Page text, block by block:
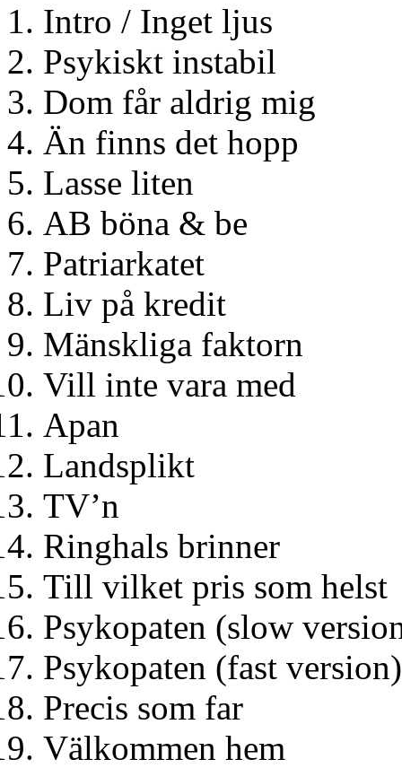
Intro / Inget ljus
Psykiskt instabil
Dom får aldrig mig
Än finns det hopp
Lasse liten
AB böna & be
Patriarkatet
Liv på kredit
Mänskliga faktorn
Vill inte vara med
Apan
Landsplikt
TV’n
Ringhals brinner
Till vilket pris som helst
Psykopaten (slow
Psykopaten (fast version)
Precis som far
Välkommen hem